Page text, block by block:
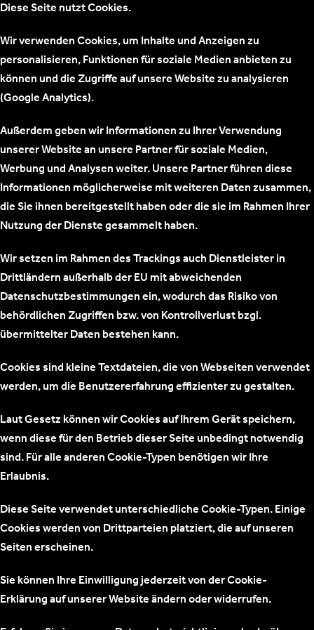
Diese Seite nutzt Cookies.
Wir verwenden Cookies, um Inhalte und Anzeigen zu
personalisieren, Funktionen für soziale Medien anbieten zu
können und die Zugriffe auf unsere Website zu analysieren
(Google Analytics).
Außerdem geben wir Informationen zu Ihrer Verwendung
unserer Website an unsere Partner für soziale Medien,
Werbung und Analysen weiter. Unsere Partner führen diese
Informationen möglicherweise mit weiteren Daten zusammen,
die Sie ihnen bereitgestellt haben oder die sie im Rahmen Ihrer
Nutzung der Dienste gesammelt haben.
Wir setzen im Rahmen des Trackings auch Dienstleister in
Drittländern außerhalb der EU mit abweichenden
Datenschutzbestimmungen ein, wodurch das Risiko von
behördlichen Zugriffen bzw. von Kontrollverlust bzgl.
übermittelter Daten bestehen kann.
Cookies sind kleine Textdateien, die von Webseiten verwendet
werden, um die Benutzererfahrung effizienter zu gestalten.
Laut Gesetz können wir Cookies auf Ihrem Gerät speichern,
wenn diese für den Betrieb dieser Seite unbedingt notwendig
sind. Für alle anderen Cookie-Typen benötigen wir Ihre
Erlaubnis.
Diese Seite verwendet unterschiedliche Cookie-Typen. Einige
Cookies werden von Drittparteien platziert, die auf unseren
Seiten erscheinen.
Sie können Ihre Einwilligung jederzeit von der Cookie-
Erklärung auf unserer Website ändern oder widerrufen.